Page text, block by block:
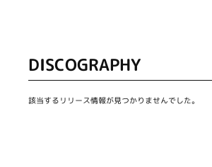
DISCOGRAPHY
該当するリリース情報が見つかりませんでした。